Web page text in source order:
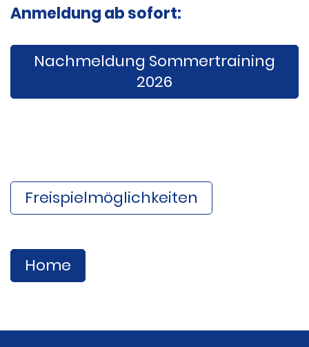
Anmeldung ab sofort:
Nachmeldung Sommertraining
2026
Freispielmöglichkeiten
Home